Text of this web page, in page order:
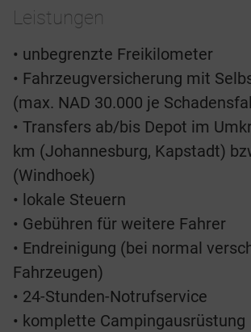
Leistungen
• unbegrenzte Freikilometer
• Fahrzeugversicherung mit
(max. NAD 30.000 je
• Transfers ab/bis Depot im
km (Johannesburg, Kapstadt)
(Windhoek)
• lokale Steuern
• Gebühren für weitere Fahrer
• Endreinigung (bei normal
Fahrzeugen)
• 24-Stunden-Notrufservice
• komplette Campingausrüstung